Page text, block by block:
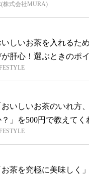
株式会社MURA)
いしいお茶を入れるた
が肝心！選ぶときのポ
おいしいお茶のいれ方
？」を500円で教えてく
お茶を究極に美味しく